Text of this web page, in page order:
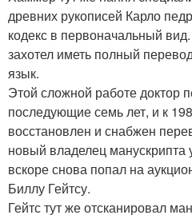
древних рукописей Карло
кодекс в первоначальный
захотел иметь полный
язык.
Этой сложной работе доктор
последующие семь лет, и к
восстановлен и снабжен
новый владелец манускрипта
вскоре снова попал на
Биллу Гейтсу.
Гейтс тут же отсканировал